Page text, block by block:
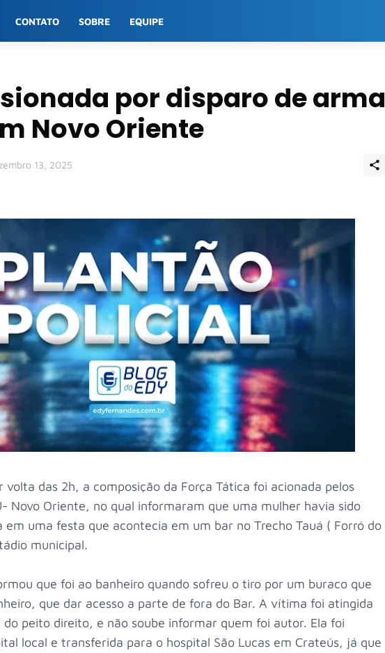
CONTATO SOBRE EQUIPE
por disparo de arma
Novo Oriente
13, 2025
volta das 2h, a composição da Força Tática foi acionada pelos
Novo Oriente, no qual informaram que uma mulher havia sido
uma festa que acontecia em um bar no Trecho Tauá ( Forró do
municipal.
que foi ao banheiro quando sofreu o tiro por um buraco que
que dar acesso a parte de fora do Bar. A vítima foi atingida
do peito direito, e não soube informar quem foi autor. Ela foi
local e transferida para o hospital São Lucas em Crateús, já que